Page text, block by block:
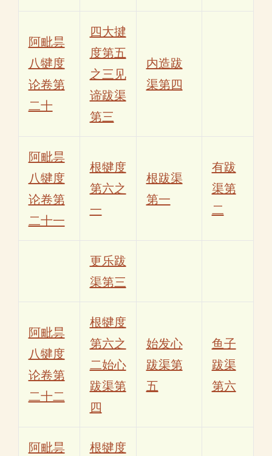
阿毗昙
八犍度
论卷第
二十
四大揵
度第五
之三见
谛跋渠
第三
内造跋
渠第四
阿毗昙
八犍度
论卷第
二十一
根犍度
第六之
一
根跋渠
第一
有跋
渠第
二
更乐跋
渠第三
阿毗昙
八犍度
论卷第
二十二
根犍度
第六之
二始心
跋渠第
四
始发心
跋渠第
五
鱼子
跋渠
第六
阿毗昙
根犍度